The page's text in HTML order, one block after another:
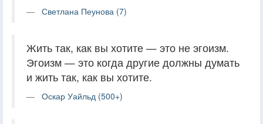
Светлана Пеунова (7)
Жить так, как вы хотите — это не эгоизм.
Эгоизм — это когда другие должны думать
и жить так, как вы хотите.
Оскар Уайльд (500+)